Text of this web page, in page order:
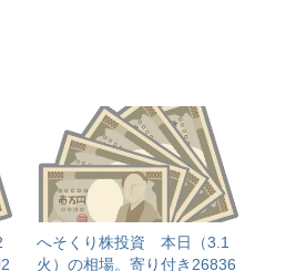
へそくり株投資 本日（3.1
火）の相場。寄り付き26836